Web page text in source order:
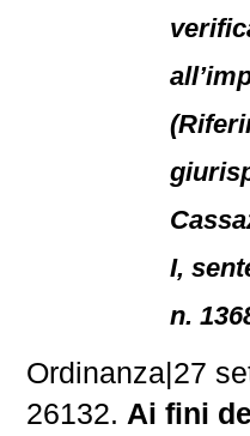
I,
n.
Ordinanza|27
26132. Ai fini